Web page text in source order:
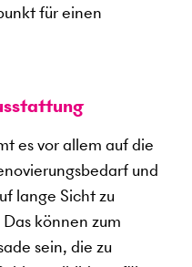
für einen
es vor allem auf die
und
lange Sicht zu
können zum
sein, die zu